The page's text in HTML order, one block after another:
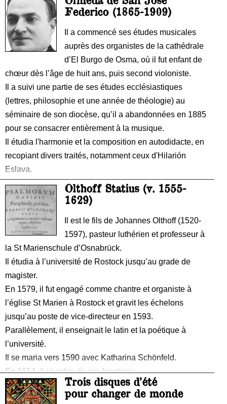
Federico (1865-1909)
Il a commencé ses études musicales
auprès des organistes de la cathédrale
d’El Burgo de Osma, où il fut enfant de
chœur dès l’âge de huit ans, puis second violoniste.
Il a suivi une partie de ses études ecclésiastiques
(lettres, philosophie et une année de théologie) au
séminaire de son diocèse, qu’il a abandonnées en 1885
pour se consacrer entièrement à la musique.
Il étudia l'harmonie et la composition en autodidacte, en
recopiant divers traités, notamment ceux d'Hilarión
Eslava.
En 1887, alors qu'il était organiste à la cathédrale de
Tudela, il remporta le concours pour le poste d'organiste
principal de la cathédrale de Burgos, l'année suivante,
bénéficiant d'une dérogation d'âge, il fut ordonné prêtre.
Il devint directeur de l’Académie municipale de musique
en 1893 et directeur artistique de la chorale « Orfeón
Burgales » en 1894.
Olthoff Statius (v. 1555-
1629)
Il est le fils de Johannes Olthoff (1520-
1597), pasteur luthérien et professeur à
la St Marienschule d’Osnabrück.
Il étudia à l’université de Rostock jusqu’au grade de
magister.
En 1579, il fut engagé comme chantre et organiste à
l’église St Marien à Rostock et gravit les échelons
jusqu’au poste de vice-directeur en 1593.
Parallèlement, il enseignait le latin et la poétique à
l’université.
Il se maria vers 1590 avec Katharina Schönfeld.
En 1614, il se retira de ses fonctions.
Son fils, Johannes Olthoff (1595-1662), fut également
magister l’université de Rostock, il étudia aussi aux
Trois disques d’été
pour changer de monde